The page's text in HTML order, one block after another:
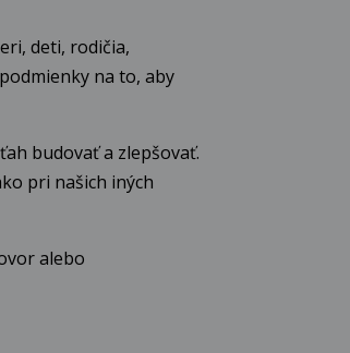
deti, rodičia,
na to, aby
budovať a zlepšovať.
pri našich iných
alebo